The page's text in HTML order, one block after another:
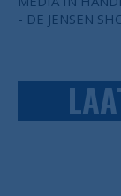
- DE JENSEN